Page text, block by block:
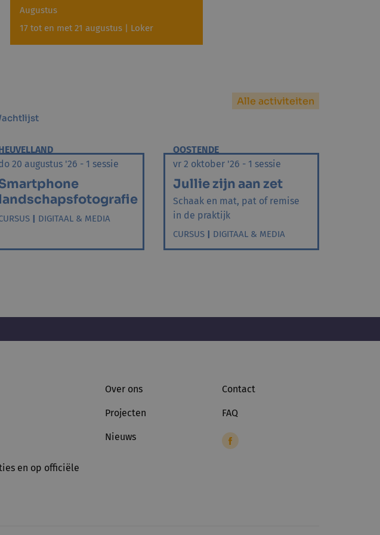
Augustus
17 tot en met 21 augustus | Loker
Alle activiteiten
20 augustus '26 - 1 sessie
| DIGITAAL & MEDIA
OOSTENDE
vr 2 oktober '26 - 1 sessie
Jullie zijn aan zet
Schaak en mat, pat of remise
in de praktijk
CURSUS | DIGITAAL & MEDIA
en op officiële
Over ons
Projecten
Nieuws
Contact
FAQ